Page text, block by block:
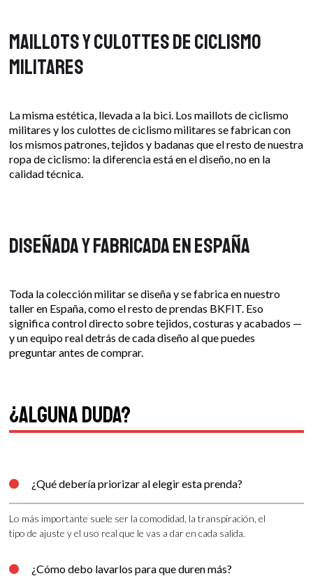
Maillots y culottes de ciclismo
militares
La misma estética, llevada a la bici. Los maillots de ciclismo
militares y los culottes de ciclismo militares se fabrican con
los mismos patrones, tejidos y badanas que el resto de nuestra
ropa de ciclismo: la diferencia está en el diseño, no en la
calidad técnica.
Diseñada y fabricada en España
Toda la colección militar se diseña y se fabrica en nuestro
taller en España, como el resto de prendas BKFIT. Eso
significa control directo sobre tejidos, costuras y acabados —
y un equipo real detrás de cada diseño al que puedes
preguntar antes de comprar.
¿Alguna duda?
 ¿Qué debería priorizar al elegir esta prenda?
Lo más importante suele ser la comodidad, la transpiración, el
tipo de ajuste y el uso real que le vas a dar en cada salida.
 ¿Cómo debo lavarlos para que duren más?